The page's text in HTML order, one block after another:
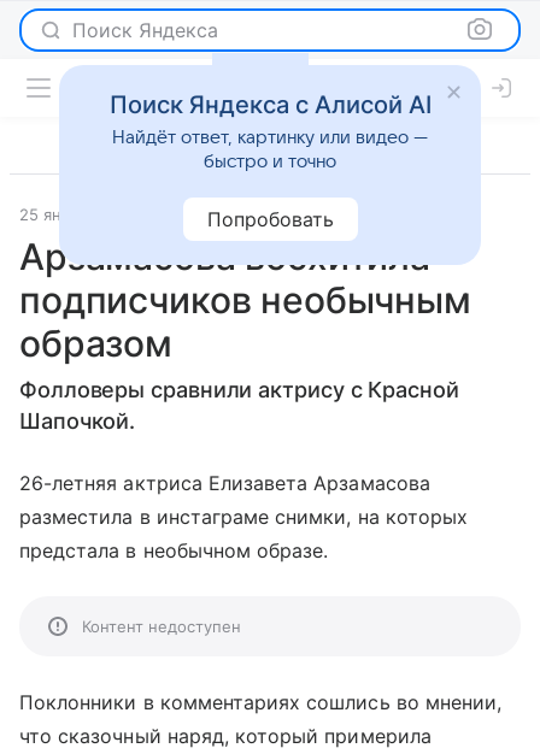
Поиск Яндекса
25 января 2022 Светская жизнь
Арзамасова восхитила
подписчиков необычным
образом
Фолловеры сравнили актрису с Красной
Шапочкой.
26-летняя актриса Елизавета Арзамасова
разместила в инстаграме снимки, на которых
предстала в необычном образе.
Контент недоступен
Поклонники в комментариях сошлись во мнении,
что сказочный наряд, который примерила
Поиск Яндекса с Алисой AI
Найдёт ответ, картинку или видео —
быстро и точно
Попробовать